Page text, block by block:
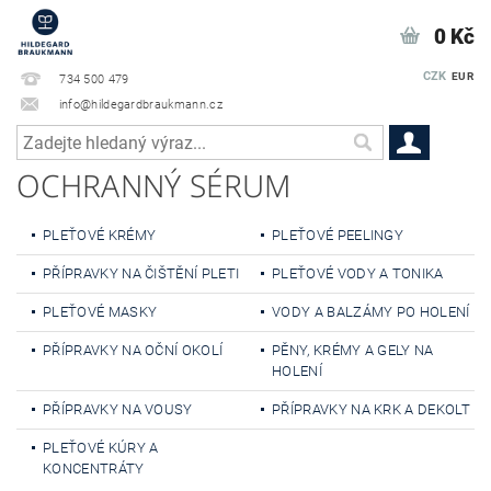
734 500 479
info@hildegardbraukmann.cz
CZK EUR
0 Kč
OCHRANNÝ SÉRUM
PLEŤOVÉ KRÉMY PLEŤOVÉ PEELINGY
PŘÍPRAVKY NA ČIŠTĚNÍ PLETI PLEŤOVÉ VODY A TONIKA
PLEŤOVÉ MASKY VODY A BALZÁMY PO HOLENÍ
PŘÍPRAVKY NA OČNÍ OKOLÍ
PĚNY, KRÉMY A GELY NA
HOLENÍ
PŘÍPRAVKY NA VOUSY PŘÍPRAVKY NA KRK A DEKOLT
PLEŤOVÉ KÚRY A
KONCENTRÁTY